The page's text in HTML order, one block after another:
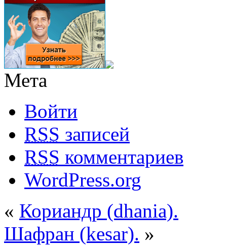
Мета
Войти
RSS записей
RSS комментариев
WordPress.org
« Кориандр (dhania).
Шафран (kesar). »